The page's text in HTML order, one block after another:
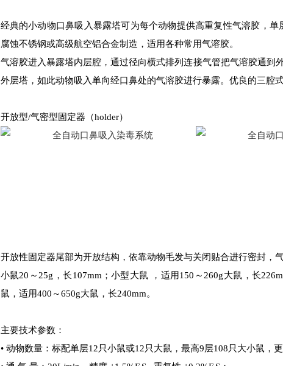
经典的小动物口鼻吸入暴露塔可为每个动物提供高重复性气溶胶，
腐蚀不锈钢或高级航空铝合金制造，适用各种常用气溶胶。
气溶胶进入暴露塔内层腔，通过径向横式排列连接气管把气溶胶通到
外层塔，如此动物吸入单向经口鼻处的气溶胶进行暴露。优良的三腔
开放型/气密型固定器（holder）
开放性固定器尾部为开放结构，依靠动物毛发与关闭贴合进行密封，
小鼠20～25g，长107mm；小型大鼠 ，适用150～260g大鼠，长
鼠，适用400～650g大鼠，长240mm。
主要技术参数：
• 动物数量：标配单层12只小鼠或12只大鼠，最高9层108只大小鼠，